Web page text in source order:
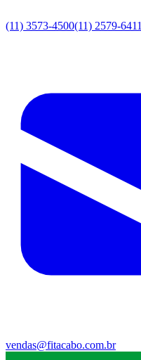
(11) 3573-4500(11) 2579-6411
vendas@fitacabo.com.br